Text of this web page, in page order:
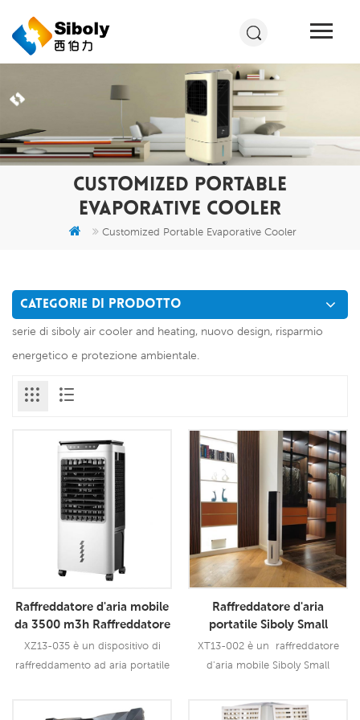
CUSTOMIZED PORTABLE
EVAPORATIVE COOLER
Customized Portable Evaporative Cooler
CATEGORIE DI PRODOTTO
serie di siboly air cooler and heating, nuovo design, risparmio
energetico e protezione ambientale.
Raffreddatore d'aria mobile
da 3500 m3h Raffreddatore
d'aria portatile
personalizzato
XZ13-035 è un dispositivo di
raffreddamento ad aria portatile
Raffreddatore d'aria
portatile Siboly Small
Standing Air Cooler
XT13-002 è un raffreddatore
d'aria mobile Siboly Small
d'aria di 200 CMH, 3 velocità con